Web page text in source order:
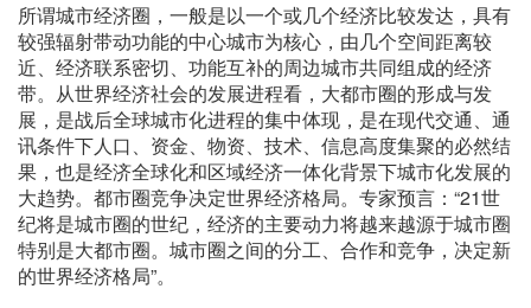
所谓城市经济圈，一般是以一个或几个经济比较发达，具有
较强辐射带动功能的中心城市为核心，由几个空间距离较
近、经济联系密切、功能互补的周边城市共同组成的经济
带。从世界经济社会的发展进程看，大都市圈的形成与发
展，是战后全球城市化进程的集中体现，是在现代交通、通
讯条件下人口、资金、物资、技术、信息高度集聚的必然结
果，也是经济全球化和区域经济一体化背景下城市化发展的
大趋势。都市圈竞争决定世界经济格局。专家预言：“21世
纪将是城市圈的世纪，经济的主要动力将越来越源于城市圈
特别是大都市圈。城市圈之间的分工、合作和竞争，决定新
的世界经济格局”。